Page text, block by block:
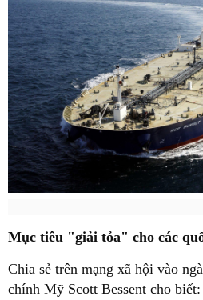
Mục tiêu "giải tỏa" cho các
Chia sẻ trên mạng xã hội vào
chính Mỹ Scott Bessent cho